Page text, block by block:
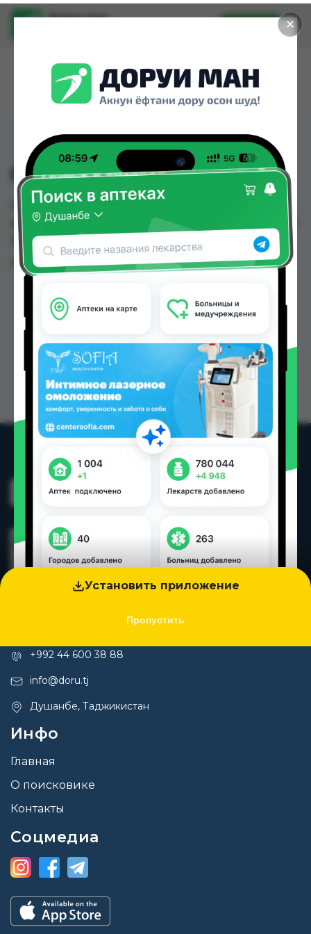
✕
Установить приложение
Пропустить
Доруи ман
Установить
0978 ТРОСТЬ
0978 ТРОСТЬ можно купить или заказать в
аптеках, Дору Фарм №20 по цене от 180.00 TJS в
Душанбе и других городах Таджикистана
Цена: от
180.00 TJS
+992 44 600 38 88
info@doru.tj
Душанбе, Таджикистан
Инфо
Главная
О поисковике
Контакты
Соцмедиа